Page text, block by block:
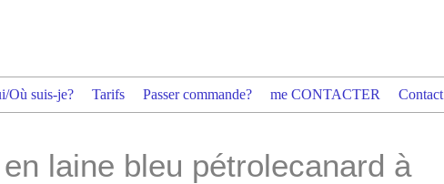
Où suis-je? Tarifs Passer commande? me CONTACTER Contact
laine bleu pétrolecanard à